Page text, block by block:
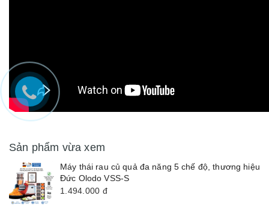
Sản phẩm vừa xem
Máy thái rau củ quả đa năng 5 chế độ, thương hiệu
Đức Olodo VSS-S
1.494.000 đ